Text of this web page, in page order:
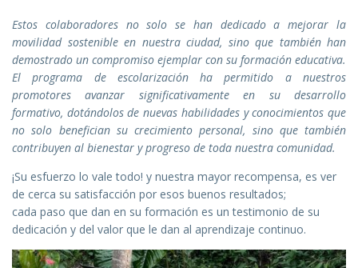
Estos colaboradores no solo se han dedicado a mejorar la
movilidad sostenible en nuestra ciudad, sino que también han
demostrado un compromiso ejemplar con su formación educativa.
El programa de escolarización ha permitido a nuestros
promotores avanzar significativamente en su desarrollo
formativo, dotándolos de nuevas habilidades y conocimientos que
no solo benefician su crecimiento personal, sino que también
contribuyen al bienestar y progreso de toda nuestra comunidad.
¡Su esfuerzo lo vale todo! y nuestra mayor recompensa, es ver
de cerca su satisfacción por esos buenos resultados;
cada paso que dan en su formación es un testimonio de su
dedicación y del valor que le dan al aprendizaje continuo.